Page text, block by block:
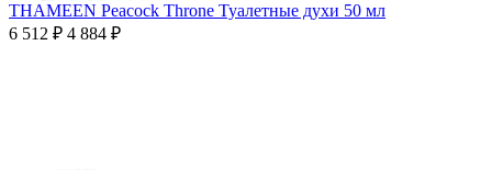
THAMEEN Peacock Throne Туалетные духи 50 мл
6 512 ₽ 4 884 ₽